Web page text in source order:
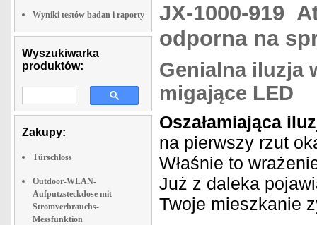
Wyniki testów badan i raporty
Wyszukiwarka
produktów:
Zakupy:
Türschloss
Outdoor-WLAN-
Aufputzsteckdose mit
Stromverbrauchs-
Messfunktion
JX-1000-919
odporna na
Genialna iluzja
migające LED
Oszałamiająca
na pierwszy rzut
Właśnie to
Już z daleka
Twoje mieszkanie